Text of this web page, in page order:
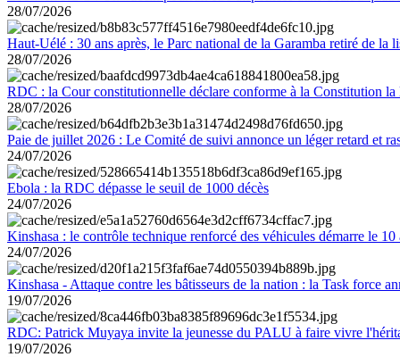
28/07/2026
Haut-Uélé : 30 ans après, le Parc national de la Garamba retiré de la
28/07/2026
RDC : la Cour constitutionnelle déclare conforme à la Constitution la
28/07/2026
Paie de juillet 2026 : Le Comité de suivi annonce un léger retard et
24/07/2026
Ebola : la RDC dépasse le seuil de 1000 décès
24/07/2026
Kinshasa : le contrôle technique renforcé des véhicules démarre le 10
24/07/2026
Kinshasa - Attaque contre les bâtisseurs de la nation : la Task force
19/07/2026
RDC: Patrick Muyaya invite la jeunesse du PALU à faire vivre
19/07/2026